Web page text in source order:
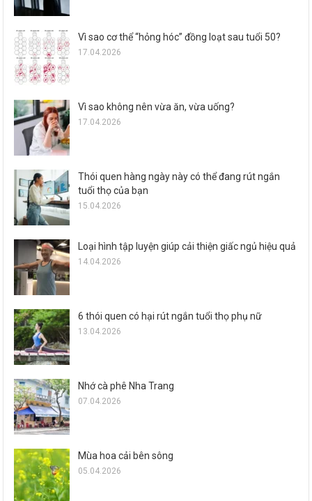
Vì sao cơ thể “hỏng hóc” đồng loạt sau tuổi 50?
17.04.2026
Vì sao không nên vừa ăn, vừa uống?
17.04.2026
Thói quen hàng ngày này có thể đang rút ngắn
tuổi thọ của bạn
15.04.2026
Loại hình tập luyện giúp cải thiện giấc ngủ hiệu quả
14.04.2026
6 thói quen có hại rút ngắn tuổi thọ phụ nữ
13.04.2026
Nhớ cà phê Nha Trang
07.04.2026
Mùa hoa cải bên sông
05.04.2026